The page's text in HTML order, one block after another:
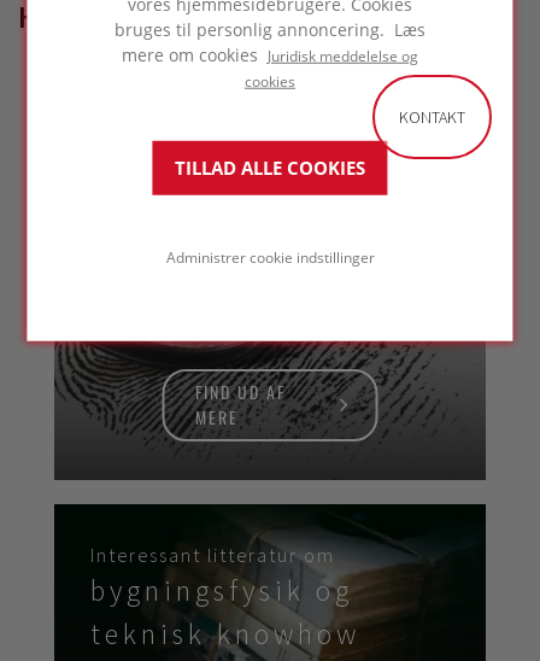
bruges til personlig annoncering. Læs
mere om cookies
Juridisk meddelelse og
cookies
TILLAD ALLE COOKIES
Administrer cookie indstillinger
HVORDAN KAN VI HJÆLPE?
en specifik løsning?
FIND UD AF
MERE
Interessant litteratur om
bygningsfysik og
teknisk knowhow
KONTAKT